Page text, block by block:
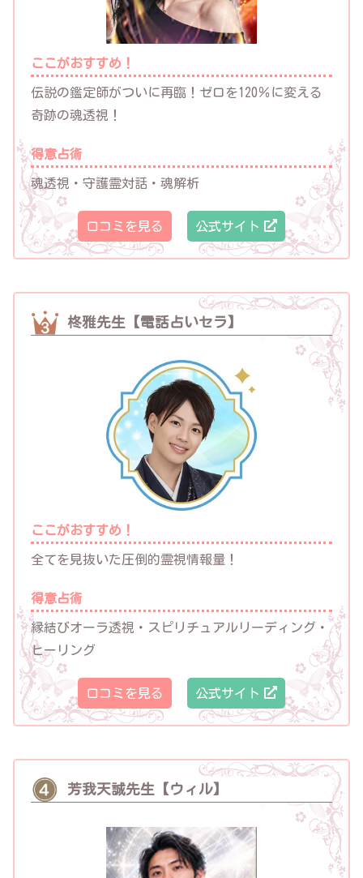
ここがおすすめ！
伝説の鑑定師がついに再臨！ゼロを120％に変える
奇跡の魂透視！
得意占術
魂透視・守護霊対話・魂解析
口コミを見る 公式サイト
柊雅先生【電話占いセラ】
ここがおすすめ！
全てを見抜いた圧倒的霊視情報量！
得意占術
縁結びオーラ透視・スピリチュアルリーディング・
ヒーリング
口コミを見る 公式サイト
芳我天誠先生【ウィル】